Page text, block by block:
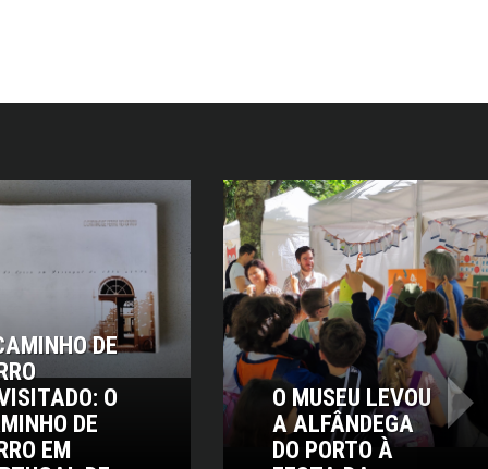
DE
O
DE
EM
O MUSEU LEVOU
A ALFÂNDEGA
DO PORTO À